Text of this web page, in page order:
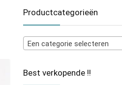
Productcategorieën
Een categorie selecteren
Best verkopende !!